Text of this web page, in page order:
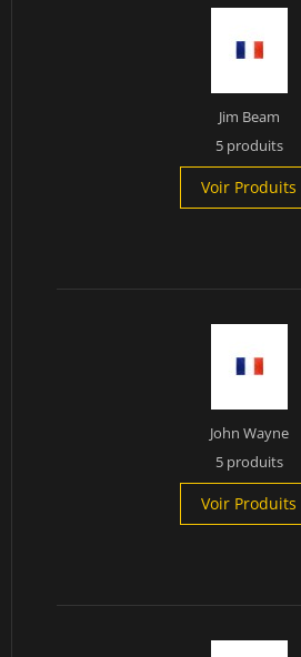
Jim Beam
5 produits
Voir Produits
John Wayne
5 produits
Voir Produits